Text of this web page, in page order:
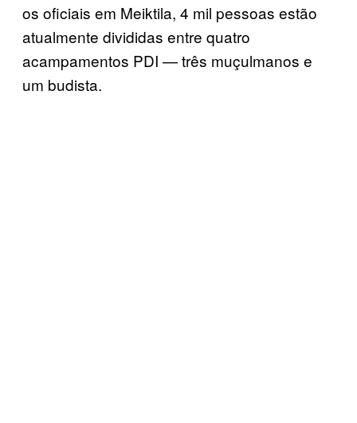
os oficiais em Meiktila, 4 mil pessoas estão
atualmente divididas entre quatro
acampamentos PDI — três muçulmanos e
um budista.